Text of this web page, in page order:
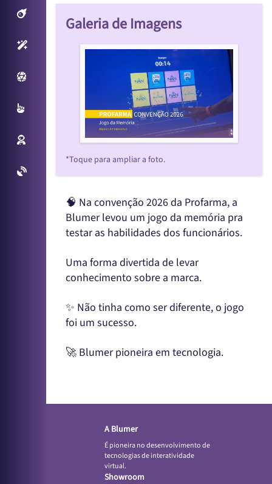
Filtros Interativos
Sensores Inteligentes
Multitouch
Reconhecimento Facial
Galeria de Imagens
*Toque para ampliar a foto.
🧠 Na convenção 2026 da Profarma, a
Blumer levou um jogo da memória pra
testar as habilidades dos funcionários.
Uma forma divertida de levar
conhecimento sobre a marca.
✨ Não tinha como ser diferente, o jogo
foi um sucesso.
🚀 Blumer pioneira em tecnologia.
A Blumer
É pioneira no desenvolvimento de
tecnologias de interatividade
virtual.
Showroom